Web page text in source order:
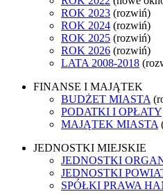
ROK 2023 (rozwiń)
ROK 2024 (rozwiń)
ROK 2025 (rozwiń)
ROK 2026 (rozwiń)
LATA 2008-2018
FINANSE I MAJĄTEK
BUDŻET MIASTA
PODATKI I OPŁATY
MAJĄTEK MIASTA
JEDNOSTKI MIEJSKIE
JEDNOSTKI
JEDNOSTKI
SPÓŁKI PRAWA